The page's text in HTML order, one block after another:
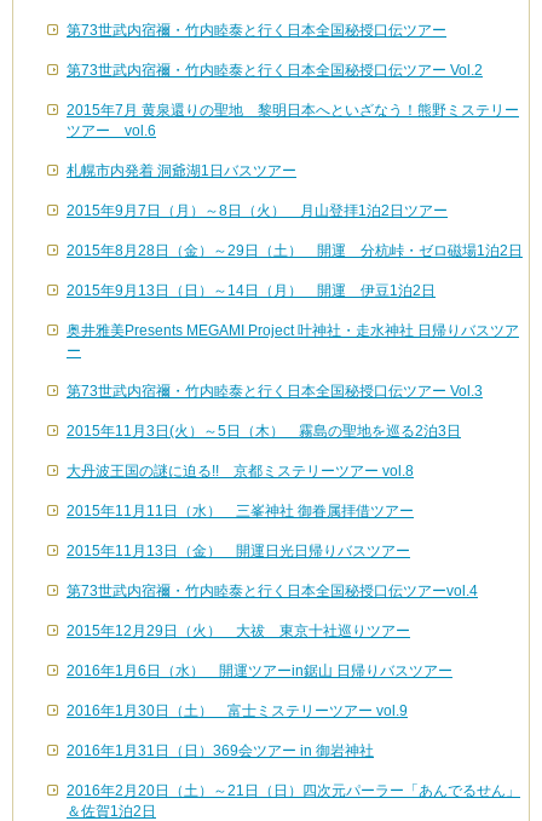
第73世武内宿禰・竹内睦泰と行く日本全国秘授口伝ツアー
第73世武内宿禰・竹内睦泰と行く日本全国秘授口伝ツアー Vol.2
2015年7月 黄泉還りの聖地 黎明日本へといざなう！熊野ミステリー
ツアー vol.6
札幌市内発着 洞爺湖1日バスツアー
2015年9月7日（月）～8日（火） 月山登拝1泊2日ツアー
2015年8月28日（金）～29日（土） 開運 分杭峠・ゼロ磁場1泊2日
2015年9月13日（日）～14日（月） 開運 伊豆1泊2日
奥井雅美Presents MEGAMI Project 叶神社・走水神社 日帰りバスツア
ー
第73世武内宿禰・竹内睦泰と行く日本全国秘授口伝ツアー Vol.3
2015年11月3日(火）～5日（木） 霧島の聖地を巡る2泊3日
大丹波王国の謎に迫る!! 京都ミステリーツアー vol.8
2015年11月11日（水） 三峯神社 御眷属拝借ツアー
2015年11月13日（金） 開運日光日帰りバスツアー
第73世武内宿禰・竹内睦泰と行く日本全国秘授口伝ツアーvol.4
2015年12月29日（火） 大祓 東京十社巡りツアー
2016年1月6日（水） 開運ツアーin鋸山 日帰りバスツアー
2016年1月30日（土） 富士ミステリーツアー vol.9
2016年1月31日（日）369会ツアー in 御岩神社
2016年2月20日（土）～21日（日）四次元パーラー「あんでるせん」
＆佐賀1泊2日